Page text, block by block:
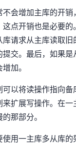
不会增加主库的开
这点开销也是必要
库请求从主库读取
提交。最后，如果
加。
可以将读操作指向
来扩展写操作。在
那部分。
使用一主库多从库